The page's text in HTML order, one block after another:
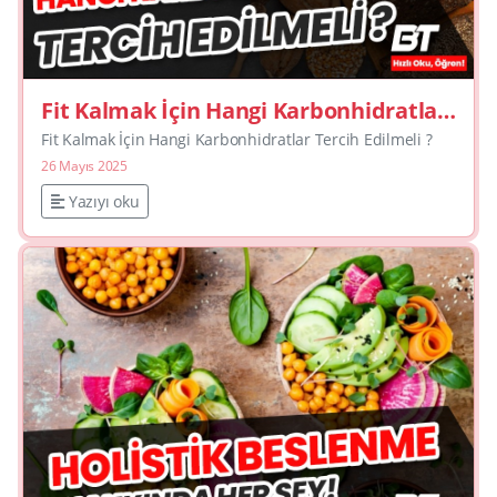
Fit Kalmak İçin Hangi Karbonhidratlar
Tercih Edilmeli ?
Fit Kalmak İçin Hangi Karbonhidratlar Tercih Edilmeli ?
26 Mayıs 2025
Yazıyı oku